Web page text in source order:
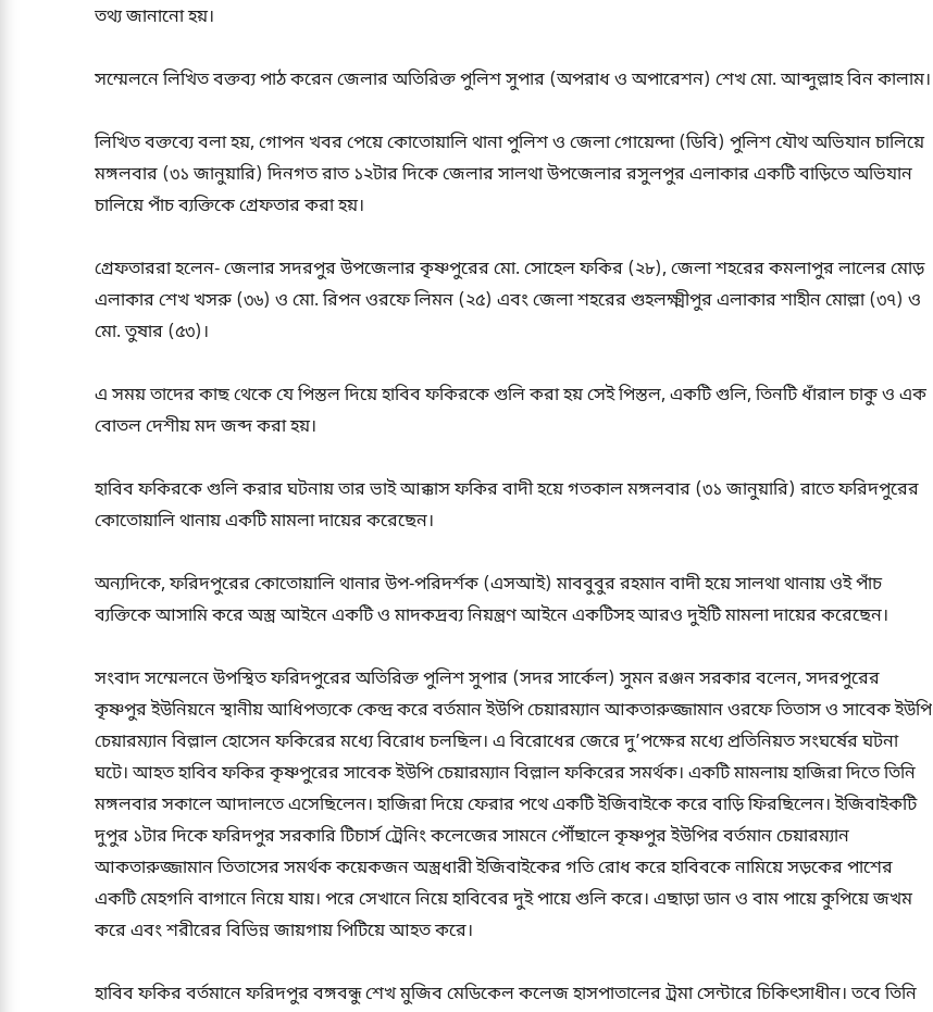
তথ্য জানানো হয়।
সম্মেলনে লিখিত বক্তব্য পাঠ করেন জেলার অতিরিক্ত পুলিশ সুপার (অপরাধ ও অপারেশন) শেখ মো. আব্দুল্লাহ বিন কালাম।
লিখিত বক্তব্যে বলা হয়, গোপন খবর পেয়ে কোতোয়ালি থানা পুলিশ ও জেলা গোয়েন্দা (ডিবি) পুলিশ যৌথ অভিযান চালিয়ে
মঙ্গলবার (৩১ জানুয়ারি) দিনগত রাত ১২টার দিকে জেলার সালথা উপজেলার রসুলপুর এলাকার একটি বাড়িতে অভিযান
চালিয়ে পাঁচ ব্যক্তিকে গ্রেফতার করা হয়।
গ্রেফতাররা হলেন- জেলার সদরপুর উপজেলার কৃষ্ণপুরের মো. সোহেল ফকির (২৮), জেলা শহরের কমলাপুর লালের মোড়
এলাকার শেখ খসরু (৩৬) ও মো. রিপন ওরফে লিমন (২৫) এবং জেলা শহরের গুহলক্ষ্মীপুর এলাকার শাহীন মোল্লা (৩৭) ও
মো. তুষার (৫৩)।
এ সময় তাদের কাছ থেকে যে পিস্তল দিয়ে হাবিব ফকিরকে গুলি করা হয় সেই পিস্তল, একটি গুলি, তিনটি ধাঁরাল চাকু ও এক
বোতল দেশীয় মদ জব্দ করা হয়।
হাবিব ফকিরকে গুলি করার ঘটনায় তার ভাই আক্কাস ফকির বাদী হয়ে গতকাল মঙ্গলবার (৩১ জানুয়ারি) রাতে ফরিদপুরের
কোতোয়ালি থানায় একটি মামলা দায়ের করেছেন।
অন্যদিকে, ফরিদপুরের কোতোয়ালি থানার উপ-পরিদর্শক (এসআই) মাববুবুর রহমান বাদী হয়ে সালথা থানায় ওই পাঁচ
ব্যক্তিকে আসামি করে অস্ত্র আইনে একটি ও মাদকদ্রব্য নিয়ন্ত্রণ আইনে একটিসহ আরও দুইটি মামলা দায়ের করেছেন।
সংবাদ সম্মেলনে উপস্থিত ফরিদপুরের অতিরিক্ত পুলিশ সুপার (সদর সার্কেল) সুমন রঞ্জন সরকার বলেন, সদরপুরের
কৃষ্ণপুর ইউনিয়নে স্থানীয় আধিপত্যকে কেন্দ্র করে বর্তমান ইউপি চেয়ারম্যান আকতারুজ্জামান ওরফে তিতাস ও সাবেক ইউপি
চেয়ারম্যান বিল্লাল হোসেন ফকিরের মধ্যে বিরোধ চলছিল। এ বিরোধের জেরে দু’পক্ষের মধ্যে প্রতিনিয়ত সংঘর্ষের ঘটনা
ঘটে। আহত হাবিব ফকির কৃষ্ণপুরের সাবেক ইউপি চেয়ারম্যান বিল্লাল ফকিরের সমর্থক। একটি মামলায় হাজিরা দিতে তিনি
মঙ্গলবার সকালে আদালতে এসেছিলেন। হাজিরা দিয়ে ফেরার পথে একটি ইজিবাইকে করে বাড়ি ফিরছিলেন। ইজিবাইকটি
দুপুর ১টার দিকে ফরিদপুর সরকারি টিচার্স ট্রেনিং কলেজের সামনে পৌঁছালে কৃষ্ণপুর ইউপির বর্তমান চেয়ারম্যান
আকতারুজ্জামান তিতাসের সমর্থক কয়েকজন অস্ত্রধারী ইজিবাইকের গতি রোধ করে হাবিবকে নামিয়ে সড়কের পাশের
একটি মেহগনি বাগানে নিয়ে যায়। পরে সেখানে নিয়ে হাবিবের দুই পায়ে গুলি করে। এছাড়া ডান ও বাম পায়ে কুপিয়ে জখম
করে এবং শরীরের বিভিন্ন জায়গায় পিটিয়ে আহত করে।
হাবিব ফকির বর্তমানে ফরিদপুর বঙ্গবন্ধু শেখ মুজিব মেডিকেল কলেজ হাসপাতালের ট্রমা সেন্টারে চিকিৎসাধীন। তবে তিনি